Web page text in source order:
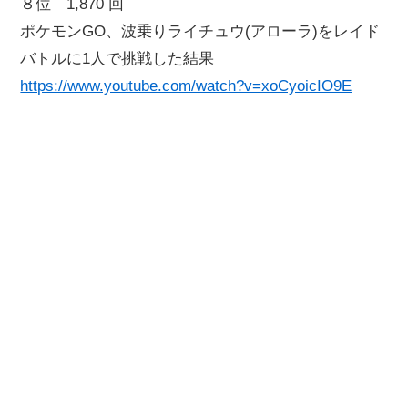
８位 1,870 回
ポケモンGO、波乗りライチュウ(アローラ)をレイド
バトルに1人で挑戦した結果
https://www.youtube.com/watch?v=xoCyoicIO9E